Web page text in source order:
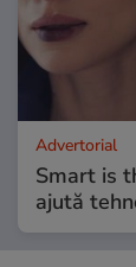
Advertorial
Smart is
ajută